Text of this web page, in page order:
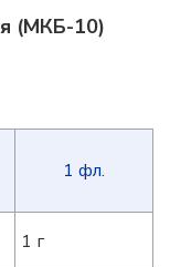
(МКБ-10)
1 фл.
1 г